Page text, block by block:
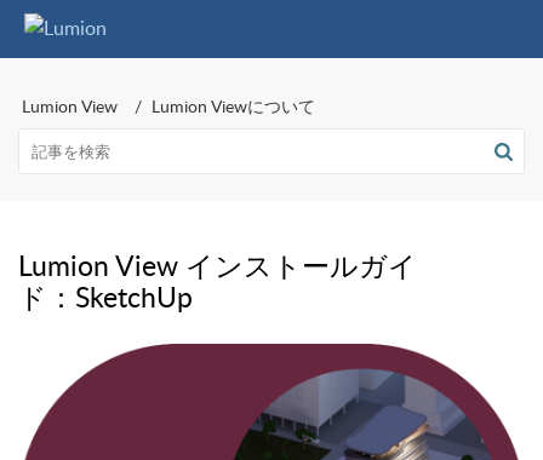
Lumion View Lumion Viewについて
Lumion View インストールガイ
ド：SketchUp